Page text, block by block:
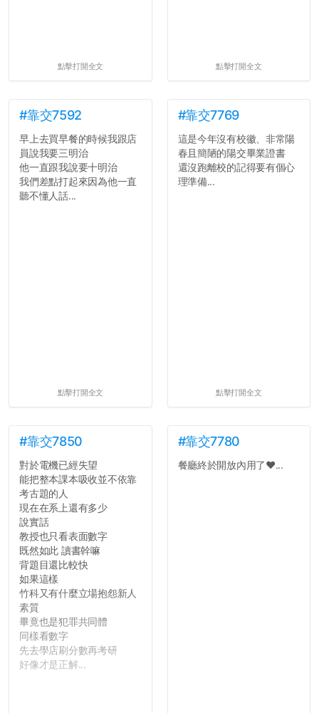
點擊打開全文 點擊打開全文
#靠交7592
早上去買早餐的時候我跟店
員說我要三明治
他一直跟我說要十明治
我們差點打起來因為他一直
聽不懂人話...
點擊打開全文
#靠交7769
這是今年沒有校徽、非常陽
春且簡陋的陽交畢業證書
還沒跑離校的記得要有個心
理準備...
點擊打開全文
#靠交7850
對於電機已經失望
能把整本課本吸收並不依靠
考古題的人
現在在系上還有多少
說實話
教授也只看表面數字
既然如此 讀書幹嘛
背題目還比較快
如果這樣
竹科又有什麼立場抱怨新人
素質
畢竟也是犯罪共同體
同樣看數字
先去學店刷分數再考研
好像才是正解...
#靠交7780
餐廳終於開放內用了❤️...